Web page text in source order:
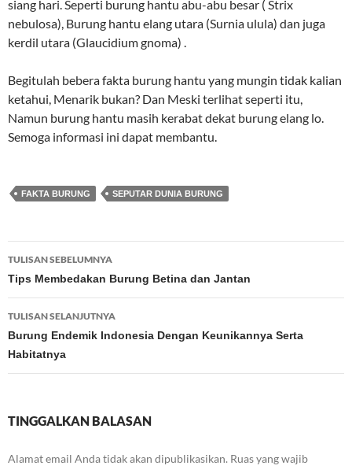
siang hari. Seperti burung hantu abu-abu besar ( Strix
nebulosa), Burung hantu elang utara (Surnia ulula) dan juga
kerdil utara (Glaucidium gnoma) .
Begitulah bebera fakta burung hantu yang mungin tidak kalian
ketahui, Menarik bukan? Dan Meski terlihat seperti itu,
Namun burung hantu masih kerabat dekat burung elang lo.
Semoga informasi ini dapat membantu.
FAKTA BURUNG SEPUTAR DUNIA BURUNG
Navigasi
Tulisan
TULISAN SEBELUMNYA
Tips Membedakan Burung Betina dan Jantan
TULISAN SELANJUTNYA
Burung Endemik Indonesia Dengan Keunikannya Serta
Habitatnya
TINGGALKAN BALASAN
Alamat email Anda tidak akan dipublikasikan. Ruas yang wajib